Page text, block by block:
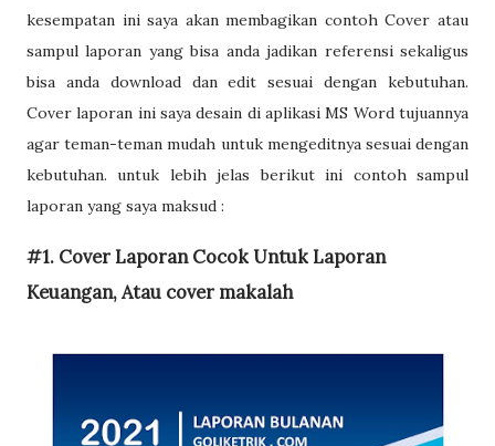
kesempatan ini saya akan membagikan contoh Cover atau
sampul laporan yang bisa anda jadikan referensi sekaligus
bisa anda download dan edit sesuai dengan kebutuhan.
Cover laporan ini saya desain di aplikasi MS Word tujuannya
agar teman-teman mudah untuk mengeditnya sesuai dengan
kebutuhan. untuk lebih jelas berikut ini contoh sampul
laporan yang saya maksud :
#1. Cover Laporan Cocok Untuk Laporan
Keuangan, Atau cover makalah